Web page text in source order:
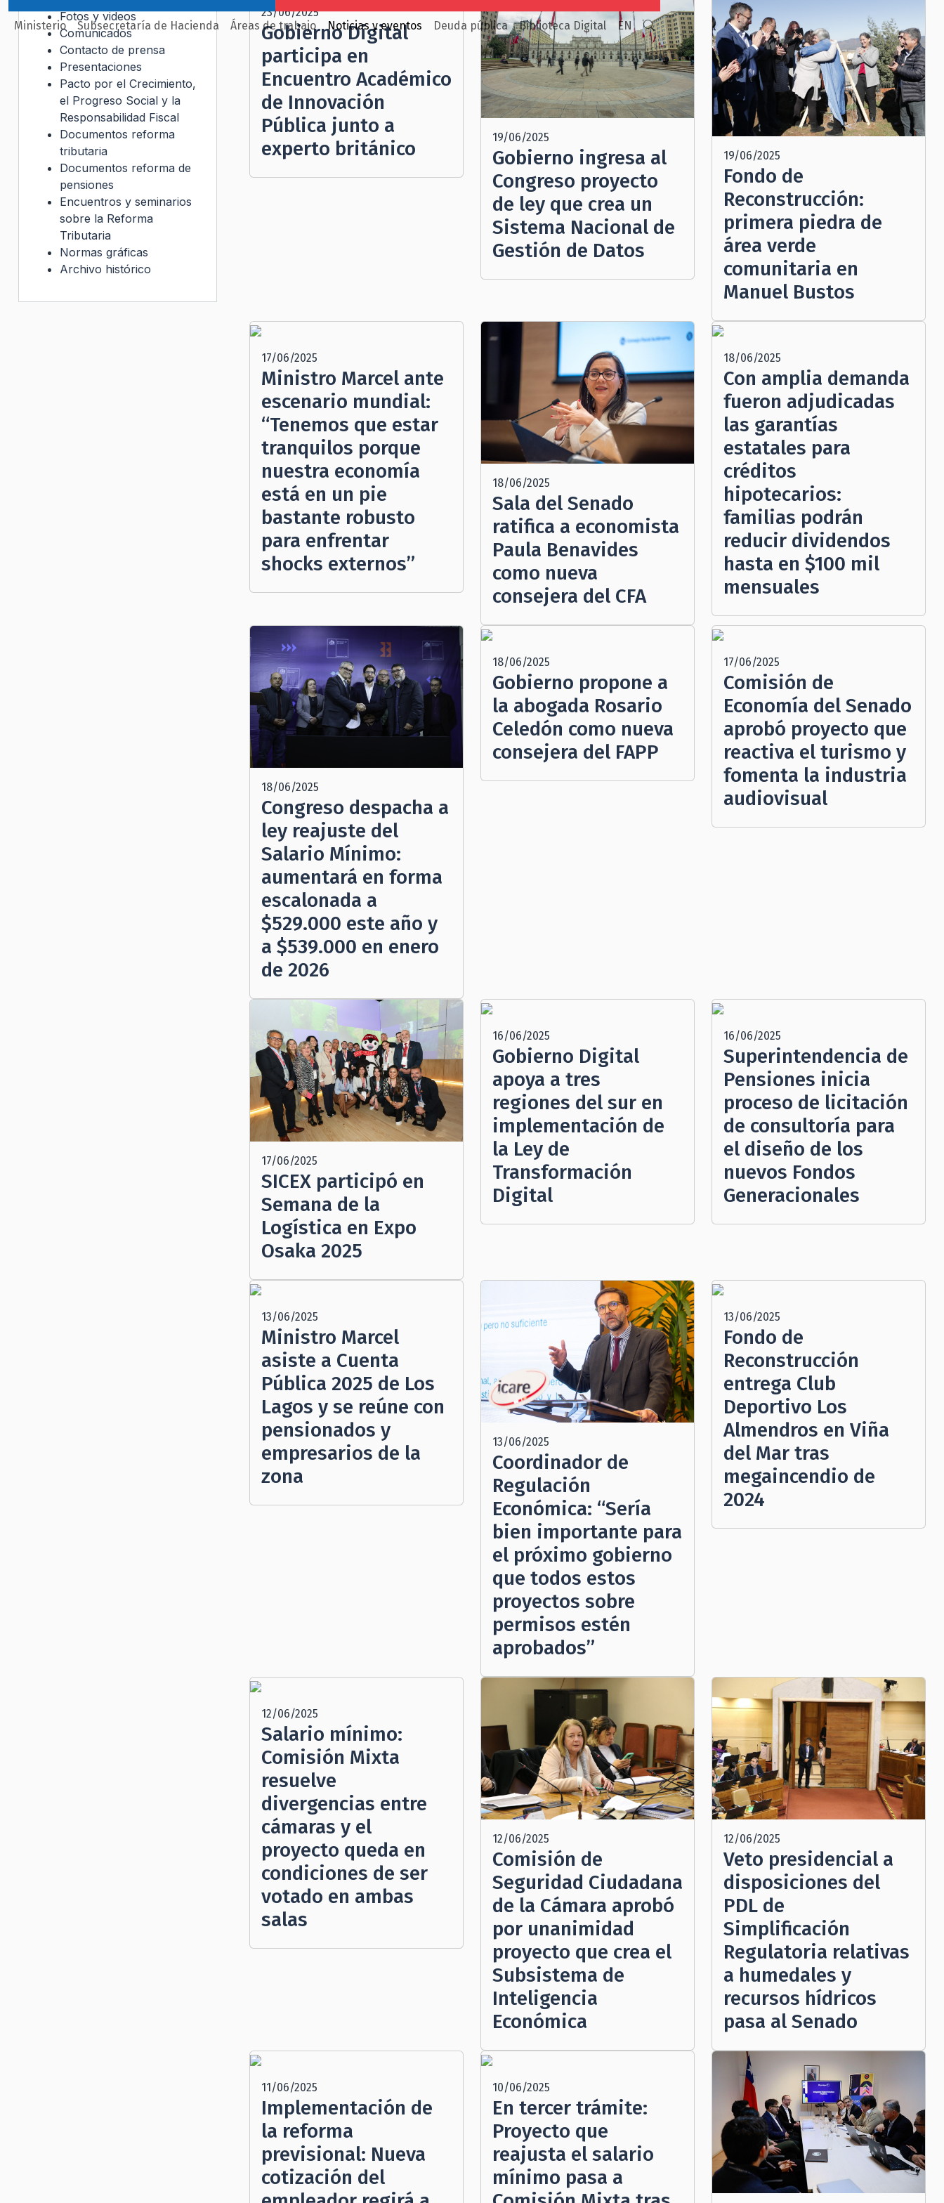
Ministerio Subsecretaría de Hacienda Áreas de trabajo Noticias y eventos Deuda pública Biblioteca Digital EN
23/06/2025
Gobierno Digital
participa en
Encuentro Académico
de Innovación
Pública junto a
experto británico
19/06/2025
Gobierno ingresa al
Congreso proyecto
de ley que crea un
Sistema Nacional de
Gestión de Datos
19/06/2025
Fondo de
Reconstrucción:
primera piedra de
área verde
comunitaria en
Manuel Bustos
17/06/2025
Ministro Marcel ante
escenario mundial:
“Tenemos que estar
tranquilos porque
nuestra economía
está en un pie
bastante robusto
para enfrentar
shocks externos”
18/06/2025
Sala del Senado
ratifica a economista
Paula Benavides
como nueva
consejera del CFA
18/06/2025
Con amplia demanda
fueron adjudicadas
las garantías
estatales para
créditos
hipotecarios:
familias podrán
reducir dividendos
hasta en $100 mil
mensuales
18/06/2025
Congreso despacha a
ley reajuste del
Salario Mínimo:
aumentará en forma
escalonada a
$529.000 este año y
a $539.000 en enero
de 2026
18/06/2025
Gobierno propone a
la abogada Rosario
Celedón como nueva
consejera del FAPP
17/06/2025
Comisión de
Economía del Senado
aprobó proyecto que
reactiva el turismo y
fomenta la industria
audiovisual
17/06/2025
SICEX participó en
Semana de la
Logística en Expo
Osaka 2025
16/06/2025
Gobierno Digital
apoya a tres
regiones del sur en
implementación de
la Ley de
Transformación
Digital
16/06/2025
Superintendencia de
Pensiones inicia
proceso de licitación
de consultoría para
el diseño de los
nuevos Fondos
Generacionales
13/06/2025
Ministro Marcel
asiste a Cuenta
Pública 2025 de Los
Lagos y se reúne con
pensionados y
empresarios de la
zona
13/06/2025
Coordinador de
Regulación
Económica: “Sería
bien importante para
el próximo gobierno
que todos estos
proyectos sobre
permisos estén
aprobados”
13/06/2025
Fondo de
Reconstrucción
entrega Club
Deportivo Los
Almendros en Viña
del Mar tras
megaincendio de
2024
12/06/2025
Salario mínimo:
Comisión Mixta
resuelve
divergencias entre
cámaras y el
proyecto queda en
condiciones de ser
votado en ambas
salas
12/06/2025
Comisión de
Seguridad Ciudadana
de la Cámara aprobó
por unanimidad
proyecto que crea el
Subsistema de
Inteligencia
Económica
12/06/2025
Veto presidencial a
disposiciones del
PDL de
Simplificación
Regulatoria relativas
a humedales y
recursos hídricos
pasa al Senado
11/06/2025
Implementación de
la reforma
previsional: Nueva
cotización del
10/06/2025
En tercer trámite:
Proyecto que
reajusta el salario
mínimo pasa a
Fotos y videos
Comunicados
Contacto de prensa
Presentaciones
Pacto por el Crecimiento,
el Progreso Social y la
Responsabilidad Fiscal
Documentos reforma
tributaria
Documentos reforma de
pensiones
Encuentros y seminarios
sobre la Reforma
Tributaria
Normas gráficas
Archivo histórico